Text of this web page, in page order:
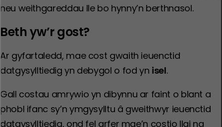
neu weithgareddau lle bo hynny’n berthnasol.
Beth yw’r gost?
Ar gyfartaledd, mae cost gwaith ieuenctid
datgysylltiedig yn debygol o fod yn isel.
Gall costau amrywio yn dibynnu ar faint o blant a
phobl ifanc sy’n ymgysylltu â gweithwyr ieuenctid
datgysylltiedig, ond fel arfer mae’n costio llai na